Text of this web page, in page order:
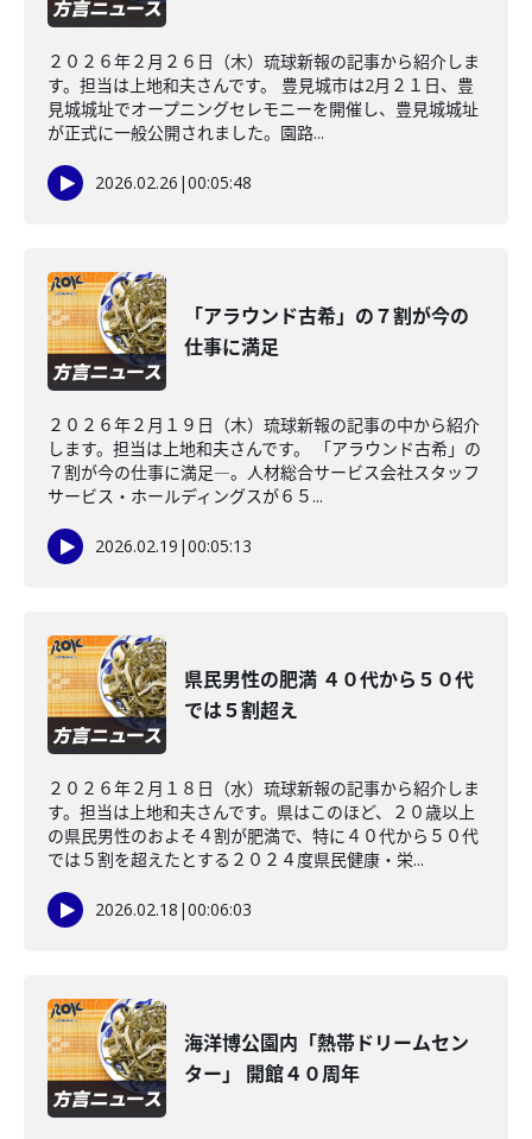
２０２６年２月２６日（木）琉球新報の記事から紹介しま
す。担当は上地和夫さんです。 豊見城市は2月２１日、豊
見城城址でオープニングセレモニーを開催し、豊見城城址
が正式に一般公開されました。園路...
2026.02.26 |00:05:48
「アラウンド古希」の７割が今の
仕事に満足
２０２６年２月１９日（木）琉球新報の記事の中から紹介
します。担当は上地和夫さんです。 「アラウンド古希」の
７割が今の仕事に満足―。人材総合サービス会社スタッフ
サービス・ホールディングスが６５...
2026.02.19 |00:05:13
県民男性の肥満 ４０代から５０代
では５割超え
２０２６年２月１８日（水）琉球新報の記事から紹介しま
す。担当は上地和夫さんです。県はこのほど、２０歳以上
の県民男性のおよそ４割が肥満で、特に４０代から５０代
では５割を超えたとする２０２４度県民健康・栄...
2026.02.18 |00:06:03
海洋博公園内「熱帯ドリームセン
ター」 開館４０周年